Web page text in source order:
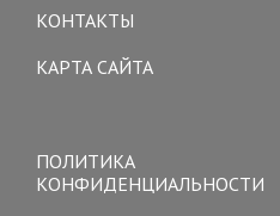
КОНТАКТЫ
КАРТА САЙТА
ПОЛИТИКА
КОНФИДЕНЦИАЛЬНОСТИ